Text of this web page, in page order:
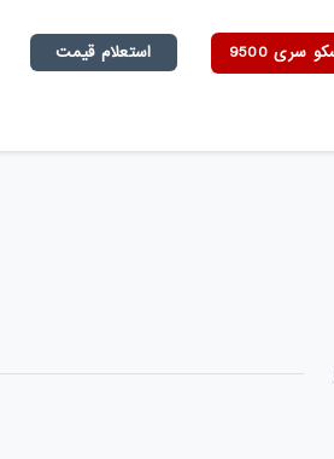
9500 استعلام قیمت